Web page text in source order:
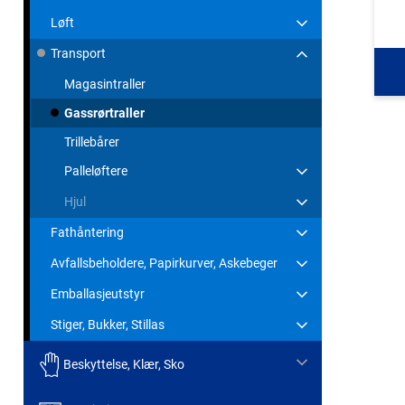
Løft
Transport
Magasintraller
Gassrørtraller
Trillebårer
Palleløftere
Hjul
Fathåntering
Avfallsbeholdere, Papirkurver, Askebeger
Emballasjeutstyr
Stiger, Bukker, Stillas
Beskyttelse, Klær, Sko